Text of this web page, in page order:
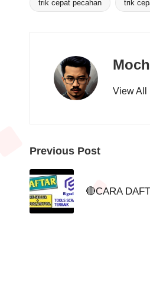
trik cepat pecahan trik
View All
Post
navigation
Previous Post
🔴CARA